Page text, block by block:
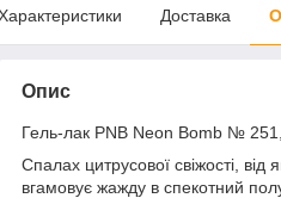
Доставка
Опис
Гель-лак PNB Neon Bomb №
Спалах цитрусової свіжості, від
вгамовує жажду в спекотний